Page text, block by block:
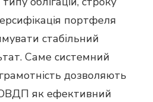
портфеля
стабільний
Саме системний
дозволяють
як ефективний